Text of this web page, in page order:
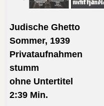
Judische Ghetto
Sommer, 1939
Privataufnahmen
stumm
ohne Untertitel
2:39Min.